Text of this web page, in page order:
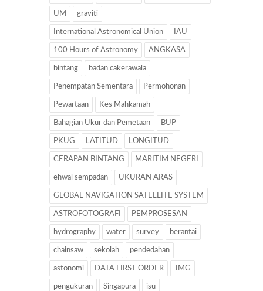
UM graviti
International Astronomical Union IAU
100 Hours of Astronomy ANGKASA
bintang badan cakerawala
Penempatan Sementara Permohonan
Pewartaan Kes Mahkamah
Bahagian Ukur dan Pemetaan BUP
PKUG LATITUD LONGITUD
CERAPAN BINTANG MARITIM NEGERI
ehwal sempadan UKURAN ARAS
GLOBAL NAVIGATION SATELLITE SYSTEM
ASTROFOTOGRAFI PEMPROSESAN
hydrography water survey berantai
chainsaw sekolah pendedahan
astonomi DATA FIRST ORDER JMG
pengukuran Singapura isu